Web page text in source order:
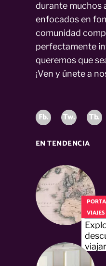
durante muchos
enfocados en
comunidad
perfectamente
queremos que
¡Ven y únete a
Fb. Tw. Tb.
EN TENDENCIA
viajar